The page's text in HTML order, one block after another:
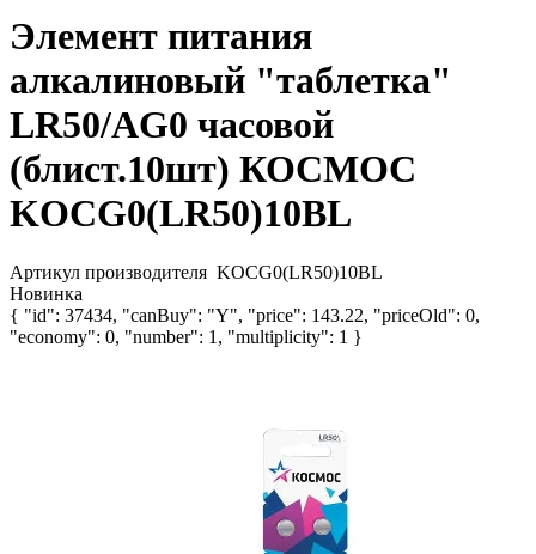
Элемент питания
алкалиновый "таблетка"
LR50/AG0 часовой
(блист.10шт) КОСМОС
KOCG0(LR50)10BL
Артикул производителя KOCG0(LR50)10BL
Новинка
{ "id": 37434, "canBuy": "Y", "price": 143.22, "priceOld": 0,
"economy": 0, "number": 1, "multiplicity": 1 }